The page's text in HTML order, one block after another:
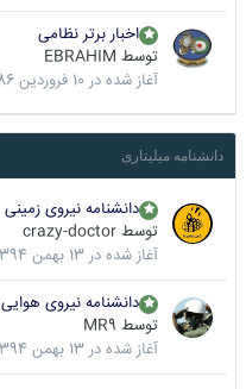
اخبار برتر نظامی
توسط EBRAHIM
آغاز شده در 10 فروردین 1386
دانشنامه میلیتاری
دانشنامه نیروی زمینی
توسط crazy-doctor
آغاز شده در 13 بهمن 1394
دانشنامه نیروی هوایی
توسط MR9
آغاز شده در 13 بهمن 1394